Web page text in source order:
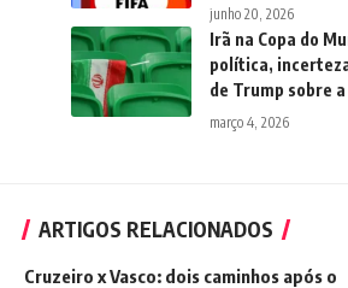
junho 20, 2026
Irã na Copa do
política,
de Trump sobre
março 4, 2026
ARTIGOS RELACIONADOS
Cruzeiro x Vasco: dois caminhos após o